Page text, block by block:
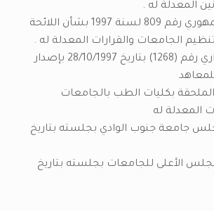
المعدلة له .
* وعلي القرار الجمهوري رقم 809 لسنة 1997 بشأن اللائحة
تنظيم الجامعات والقرارات المعدلة له .
* وعلي القرار الوزاري رقم (1268) بتاريخ 28/10/1997 بإصدار
بكليات الطب بالجامعات
المعدلة له
جامعة جنوب الوادي بجلسته بتاريخ
الأعلى للجامعات بجلسته بتاريخ